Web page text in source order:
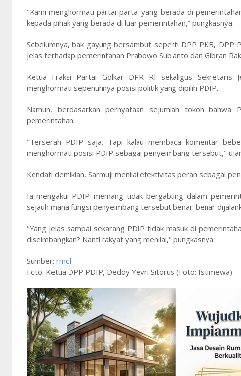
"Kami menghormati partai-partai yang berada di
kepada pihak yang berada di luar pemerintahan,” pungkasnya.
Sebelumnya, bak gayung bersambut seperti DPP PKB, DPP
jelas terhadap pemerintahan Prabowo Subianto dan Gibran
Ketua Fraksi Partai Golkar DPR RI sekaligus Sekretaris
menghormati sepenuhnya posisi politik yang dipilih PDIP.
Namun, berdasarkan pernyataan sejumlah tokoh
pemerintahan.
"Terserah PDIP saja. Tapi kalau membaca komentar
menghormati posisi PDIP sebagai penyeimbang tersebut,"
Kendati demikian, Sarmuji menilai efektivitas peran sebagai
Ia mengakui PDIP memang tidak bergabung dalam
sejauh mana fungsi penyeimbang tersebut benar-benar
"Yang jelas sampai sekarang PDIP tidak masuk di
diseimbangkan? Nanti rakyat yang menilai," pungkasnya.
Sumber: rmol
Foto: Ketua DPP PDIP, Deddy Yevri Sitorus (Foto: Istimewa)